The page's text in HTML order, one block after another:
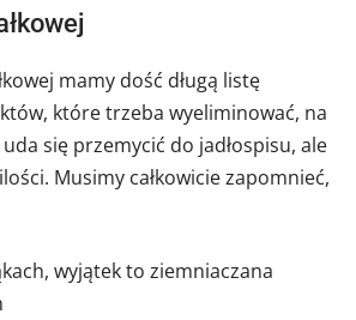
mamy dość długą listę
które trzeba wyeliminować, na
się przemycić do jadłospisu, ale
Musimy całkowicie zapomnieć,
wyjątek to ziemniaczana